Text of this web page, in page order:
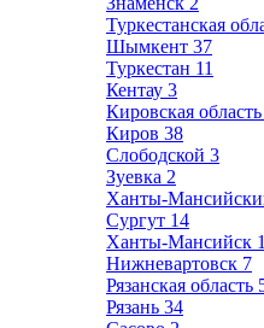
Туркестанская
Шымкент 37
Туркестан 11
Кентау 3
Кировская область
Киров 38
Слободской 3
Зуевка 2
Ханты-
Сургут 14
Ханты-Мансийск
Нижневартовск 7
Рязанская область
Рязань 34